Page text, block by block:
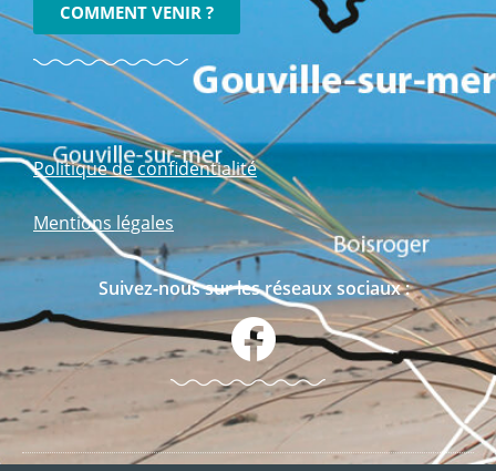
COMMENT VENIR ?
Politique de confidentialité
Mentions légales
Suivez-nous sur les réseaux sociaux :